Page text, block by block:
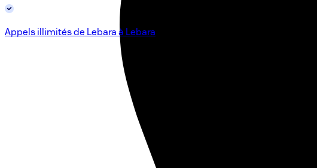
Appels illimités de Lebara à Lebara